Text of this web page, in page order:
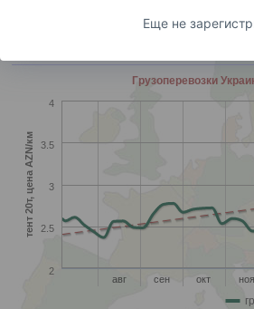
(AZ) — Кривой Рог
Грузоперевозки
авг сен окт ноя
2
2.5
3
3.5
4
тент 20т, цена AZN/км
Еще не